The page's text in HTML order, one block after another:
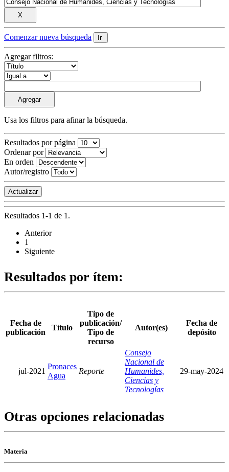
Comenzar nueva búsqueda
Agregar filtros:
Usa los filtros para afinar la búsqueda.
Resultados por página
Ordenar por
En orden
Autor/registro
Resultados 1-1 de 1.
Anterior
1
Siguiente
Resultados por ítem:
Fecha de
publicación
Título
Tipo de
publicación/
Tipo de
recurso
Autor(es)
Fecha de
depósito
jul-2021
Pronaces
Agua
Reporte
Consejo
Nacional de
Humanides,
Ciencias y
Tecnologías
29-may-2024
Otras opciones relacionadas
Materia